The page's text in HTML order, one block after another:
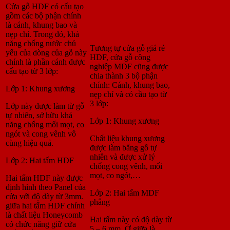
Cửa gỗ HDF có cấu tạo
gồm các bộ phận chính
là cánh, khung bao và
nẹp chỉ. Trong đó, khả
năng chống nước chủ
yếu của dòng của gỗ này
chính là phần cánh được
cấu tạo từ 3 lớp:
Lớp 1: Khung xương
Lớp này được làm từ gỗ
tự nhiên, sở hữu khả
năng chống mối mọt, co
ngót và cong vênh vô
cùng hiệu quả.
Lớp 2: Hai tấm HDF
Hai tấm HDF này được
định hình theo Panel của
cửa với độ dày từ 3mm.
giữa hai tấm HDF chính
là chất liệu Honeycomb
có chức năng giữ cửa
Tương tự cửa gỗ giá rẻ
HDF, cửa gỗ công
nghiệp MDF cũng được
chia thành 3 bộ phận
chính: Cánh, khung bao,
nẹp chỉ và có cầu tạo từ
3 lớp:
Lớp 1: Khung xương
Chất liệu khung xương
được làm bằng gỗ tự
nhiên và được xử lý
chống cong vênh, mối
mọt, co ngót,…
Lớp 2: Hai tấm MDF
phẳng
Hai tấm này có độ dày từ